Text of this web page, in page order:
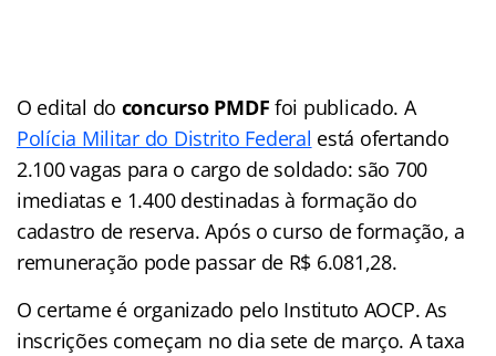
O edital do concurso PMDF foi publicado. A
Polícia Militar do Distrito Federal está ofertando
2.100 vagas para o cargo de soldado: são 700
imediatas e 1.400 destinadas à formação do
cadastro de reserva. Após o curso de formação, a
remuneração pode passar de R$ 6.081,28.
O certame é organizado pelo Instituto AOCP. As
inscrições começam no dia sete de março. A taxa